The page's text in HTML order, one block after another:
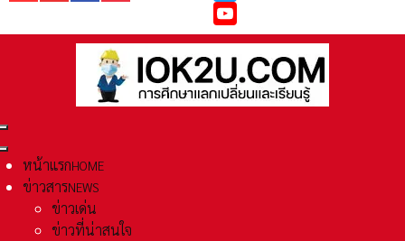
Twitter
YouTube
หน้าแรกHOME
ข่าวสารNEWS
ข่าวเด่น
ข่าวที่น่าสนใจ